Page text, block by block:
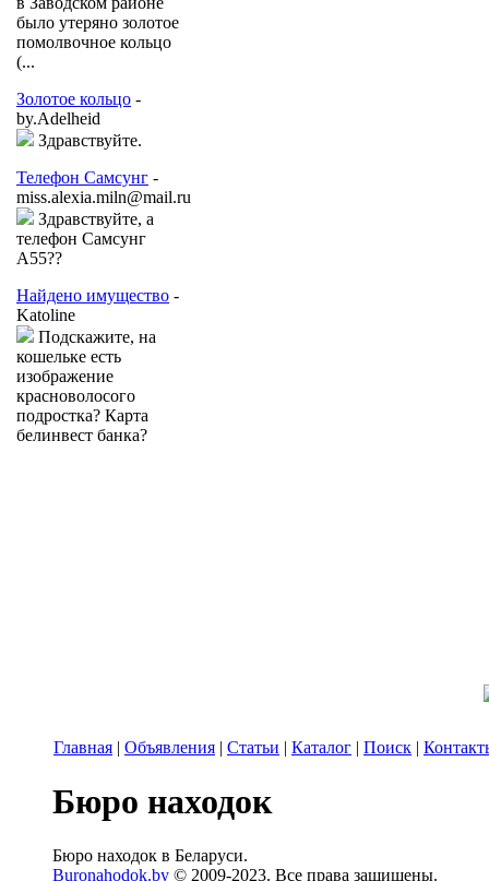
было утеряно золотое
помолвочное кольцо
(...
Золотое кольцо -
by.Adelheid
Здравствуйте.
Телефон Самсунг -
miss.alexia.miln@mail.ru
Здравствуйте, а
телефон Самсунг
А55??
Найдено имущество -
Katoline
Подскажите, на
кошельке есть
изображение
красноволосого
подростка? Карта
белинвест банка?
Главная | Объявления | Статьи | Каталог | Поиск |
Бюро находок
Бюро находок в Беларуси.
Buronahodok.by © 2009-2023. Все права защищены.